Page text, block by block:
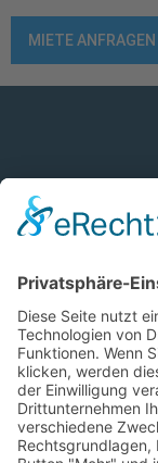
MIETE ANFRAGEN
GmbH
TNS ist Ihr
und repariert,
Fahrzeuge,
0621 / 53813